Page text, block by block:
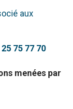
aux
75 77 70
menées par